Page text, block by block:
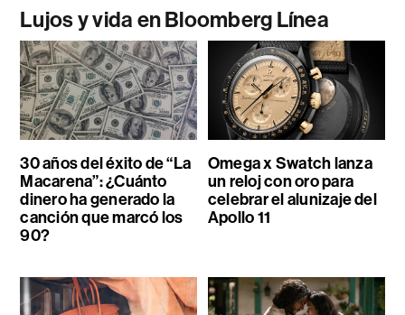
Lujos y vida en Bloomberg Línea
30 años del éxito de “La
Macarena”: ¿Cuánto
dinero ha generado la
canción que marcó los
90?
Omega x Swatch lanza
un reloj con oro para
celebrar el alunizaje del
Apollo 11